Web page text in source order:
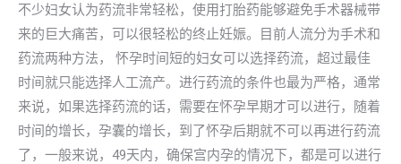
不少妇女认为药流非常轻松，使用打胎药能够避免手术器械带
来的巨大痛苦，可以很轻松的终止妊娠。目前人流分为手术和
药流两种方法， 怀孕时间短的妇女可以选择药流，超过最佳
时间就只能选择人工流产。进行药流的条件也最为严格，通常
来说，如果选择药流的话，需要在怀孕早期才可以进行，随着
时间的增长，孕囊的增长，到了怀孕后期就不可以再进行药流
了，一般来说，49天内，确保宫内孕的情况下，都是可以进行